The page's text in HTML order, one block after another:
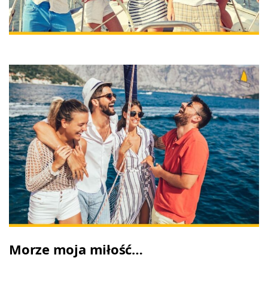
Morze moja miłość…